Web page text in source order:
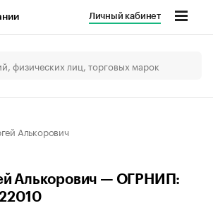
Личный кабинет
Алькорович
Алькорович — ОГРНИП: